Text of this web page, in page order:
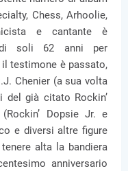
Chess, Arhoolie,
e cantante è
di soli 62 anni per
testimone è passato,
Chenier (a sua volta
del già citato Rockin’
Dopsie Jr. e
e diversi altre figure
alta la bandiera
anniversario